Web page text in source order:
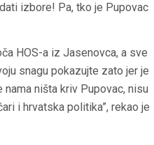
izbore! Pa, tko je Pupovac
HOS-a iz Jasenovca, a sve
snagu pokazujte zato jer je
ništa kriv Pupovac, nisu
i hrvatska politika”, rekao je